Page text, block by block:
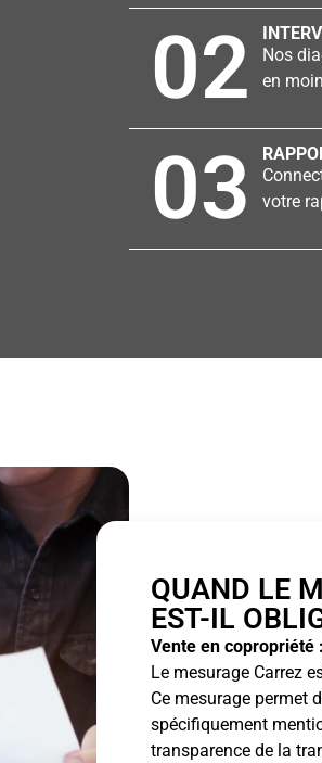
02
Nos
en
03
votre
QUAND LE
EST-IL
Vente en copropriété :
Le mesurage Carrez
Ce mesurage permet
spécifiquement
transparence de la